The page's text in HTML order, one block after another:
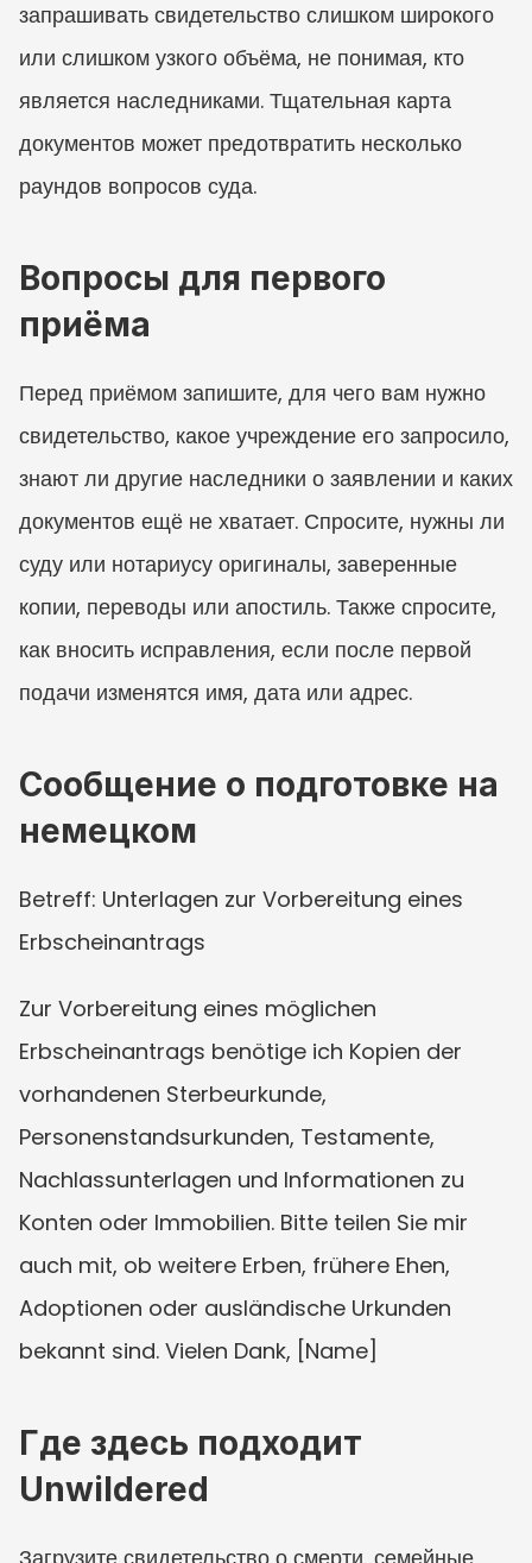
запрашивать свидетельство слишком широкого
или слишком узкого объёма, не понимая, кто
является наследниками. Тщательная карта
документов может предотвратить несколько
раундов вопросов суда.
Вопросы для первого
приёма
Перед приёмом запишите, для чего вам нужно
свидетельство, какое учреждение его запросило,
знают ли другие наследники о заявлении и каких
документов ещё не хватает. Спросите, нужны ли
суду или нотариусу оригиналы, заверенные
копии, переводы или апостиль. Также спросите,
как вносить исправления, если после первой
подачи изменятся имя, дата или адрес.
Сообщение о подготовке на
немецком
Betreff: Unterlagen zur Vorbereitung eines
Erbscheinantrags
Zur Vorbereitung eines möglichen
Erbscheinantrags benötige ich Kopien der
vorhandenen Sterbeurkunde,
Personenstandsurkunden, Testamente,
Nachlassunterlagen und Informationen zu
Konten oder Immobilien. Bitte teilen Sie mir
auch mit, ob weitere Erben, frühere Ehen,
Adoptionen oder ausländische Urkunden
bekannt sind. Vielen Dank, [Name]
Где здесь подходит
Unwildered